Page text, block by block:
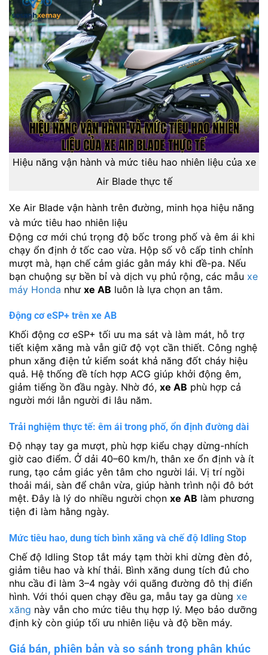
Hiệu năng vận hành và mức tiêu hao nhiên liệu của xe
Air Blade thực tế
Xe Air Blade vận hành trên đường, minh họa hiệu năng
và mức tiêu hao nhiên liệu
Động cơ mới chú trọng độ bốc trong phố và êm ái khi
chạy ổn định ở tốc cao vừa. Hộp số vô cấp tinh chỉnh
mượt mà, hạn chế cảm giác gằn máy khi đề-pa. Nếu
bạn chuộng sự bền bỉ và dịch vụ phủ rộng, các mẫu xe
máy Honda như xe AB luôn là lựa chọn an tâm.
Động cơ eSP+ trên xe AB
Khối động cơ eSP+ tối ưu ma sát và làm mát, hỗ trợ
tiết kiệm xăng mà vẫn giữ độ vọt cần thiết. Công nghệ
phun xăng điện tử kiểm soát khả năng đốt cháy hiệu
quả. Hệ thống đề tích hợp ACG giúp khởi động êm,
giảm tiếng ồn đầu ngày. Nhờ đó, xe AB phù hợp cả
người mới lẫn người đi lâu năm.
Trải nghiệm thực tế: êm ái trong phố, ổn định đường dài
Độ nhạy tay ga mượt, phù hợp kiểu chạy dừng-nhích
giờ cao điểm. Ở dải 40–60 km/h, thân xe ổn định và ít
rung, tạo cảm giác yên tâm cho người lái. Vị trí ngồi
thoải mái, sàn để chân vừa, giúp hành trình nội đô bớt
mệt. Đây là lý do nhiều người chọn xe AB làm phương
tiện đi làm hằng ngày.
Mức tiêu hao, dung tích bình xăng và chế độ Idling Stop
Chế độ Idling Stop tắt máy tạm thời khi dừng đèn đỏ,
giảm tiêu hao và khí thải. Bình xăng dung tích đủ cho
nhu cầu đi làm 3–4 ngày với quãng đường đô thị điển
hình. Với thói quen chạy đều ga, mẫu tay ga dùng xe
xăng này vẫn cho mức tiêu thụ hợp lý. Mẹo bảo dưỡng
định kỳ còn giúp tối ưu nhiên liệu và độ bền máy.
Giá bán, phiên bản và so sánh trong phân khúc